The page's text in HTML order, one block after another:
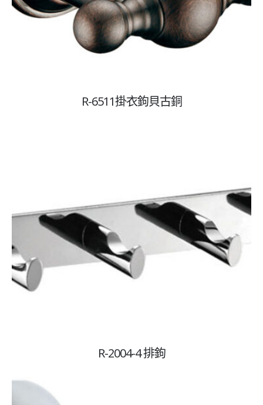
R-6511掛衣鉤貝古銅
R-2004-4 排鉤